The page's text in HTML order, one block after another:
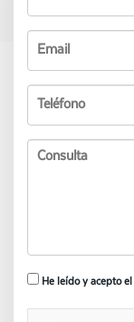
He leído y acepto el